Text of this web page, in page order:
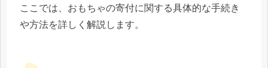
ここでは、おもちゃの寄付に関する具体的な手続き
や方法を詳しく解説します。